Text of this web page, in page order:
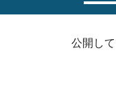
公開し